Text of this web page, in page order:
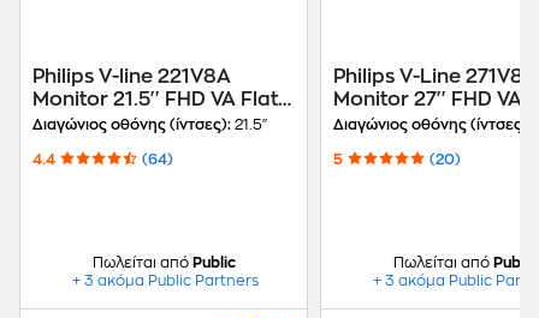
Philips V-line 221V8A
Monitor 21.5'' FHD VA Flat
75Hz 4ms
Διαγώνιος οθόνης (ίντσες): 21.5"
4.4 (64)
Πωλείται από Public
+ 3 ακόμα Public Partners
Philips V-Line
Monitor 27'' FHD VA
75Hz 4ms
Διαγώνιος οθόνης (ίντσες):
5 (20)
Πωλείται από Public
+ 3 ακόμα Public